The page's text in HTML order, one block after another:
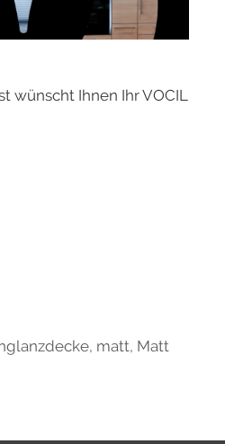
wünscht Ihnen Ihr VOCIL
, matt, Matt